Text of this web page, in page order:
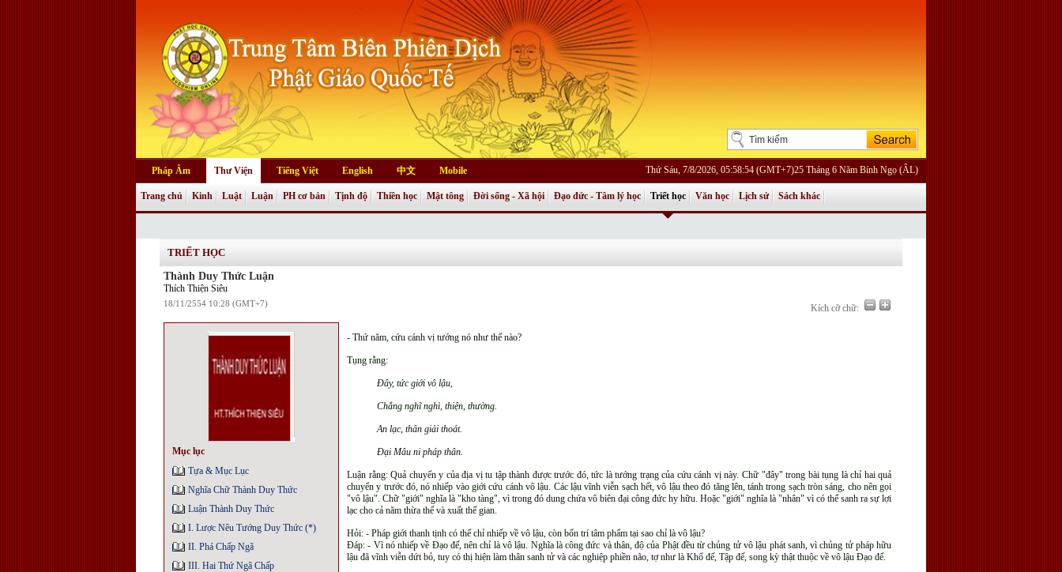
Pháp Âm Thư Viện Tiếng Việt English 中文 Mobile Thứ Sáu, 7/8/2026, 05:58:54 (GMT+7)25 Tháng 6 Năm Bính Ngọ (ÂL)
Trang chủ Kinh Luật Luận PH cơ bản Tịnh độ Thiền học Mật tông Đời sống - Xã hội Đạo đức - Tâm lý học Triết học Văn học Lịch sử Sách khác
TRIẾT HỌC
Thành Duy Thức Luận
Thích Thiện Siêu
18/11/2554 10:28 (GMT+7) Kích cỡ chữ:
Mục lục
Tựa & Mục Lục
Nghĩa Chữ Thành Duy Thức
Luận Thành Duy Thức
I. Lược Nêu Tướng Duy Thức (*)
II. Phá Chấp Ngã
III. Hai Thứ Ngã Chấp
- Thứ năm, cứu cánh vị tướng nó như thế nào?
Tụng rằng:
Ðây, tức giới vô lậu,
Chẳng nghĩ nghì, thiện, thường.
An lạc, thân giải thoát.
Ðại Mâu ni pháp thân.
Luận rằng: Quả chuyển y của địa vị tu tập thành được trước đó, tức là tướng trạng của cứu cánh vị này. Chữ "đây" trong bài tụng là chỉ hai quả
chuyển y trước đó, nó nhiếp vào giới cứu cánh vô lậu. Các lậu vĩnh viễn sạch hết, vô lậu theo đó tăng lên, tánh trong sạch tròn sáng, cho nên gọi
"vô lậu". Chữ "giới" nghĩa là "kho tàng", vì trong đó dung chứa vô biên đại công đức hy hữu. Hoặc "giới" nghĩa là "nhân" vì có thể sanh ra sự lợi
lạc cho cả năm thừa thế và xuất thế gian.
Hỏi: - Pháp giới thanh tịnh có thể chỉ nhiếp về vô lậu, còn bốn trí tâm phẩm tại sao chỉ là vô lậu?
Ðáp: - Vì nó nhiếp về Ðạo đế, nên chỉ là vô lậu. Nghĩa là công đức và thân, độ của Phật đều từ chủng tử vô lậu phát sanh, vì chủng tử pháp hữu
lậu đã vĩnh viễn dứt bỏ, tuy có thị hiện làm thân sanh tử và các nghiệp phiền não, tợ như là Khổ đế, Tập đế, song kỳ thật thuộc về vô lậu Ðạo đế.